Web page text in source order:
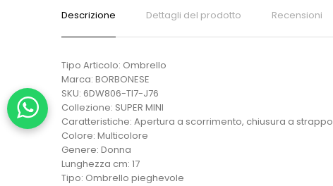
Descrizione Dettagli del prodotto Recensioni
Tipo Articolo: Ombrello
Marca: BORBONESE
SKU: 6DW806-TI7-J76
Collezione: SUPER MINI
Caratteristiche: Apertura a scorrimento, chiusura a strappo
Colore: Multicolore
Genere: Donna
Lunghezza cm: 17
Tipo: Ombrello pieghevole